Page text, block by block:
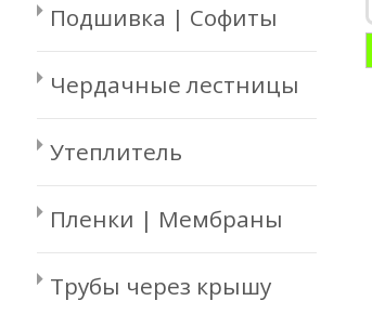
Подшивка | Софиты
Чердачные лестницы
Утеплитель
Пленки | Мембраны
Трубы через крышу